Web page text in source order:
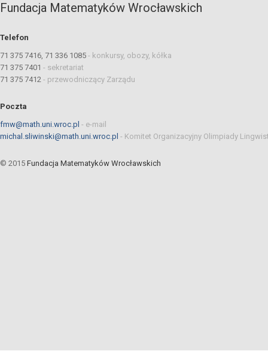
Fundacja Matematyków Wrocławskich
Telefon
71 375 7416, 71 336 1085 - konkursy, obozy, kółka
71 375 7401 - sekretariat
71 375 7412 - przewodniczący Zarządu
Poczta
fmw@math.uni.wroc.pl - e-mail
michal.sliwinski@math.uni.wroc.pl - Komitet Organizacyjny Olimpiady
© 2015 Fundacja Matematyków Wrocławskich